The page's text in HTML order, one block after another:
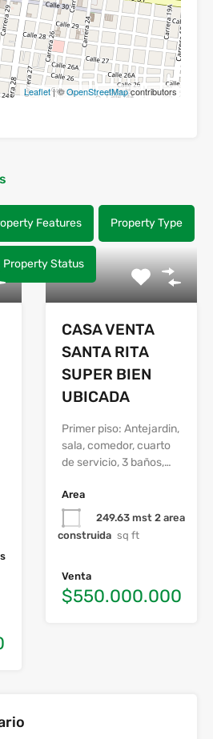
Leaflet| ©OpenStreetMapcontributors
Features Property Type
Property Status
CASA VENTA
SANTA RITA
SUPER BIEN
UBICADA
Primer piso: Antejardin,
sala, comedor, cuarto
de servicio, 3 baños,…
Area
249.63 mst 2 area
construida sq ft
Venta
$550.000.000